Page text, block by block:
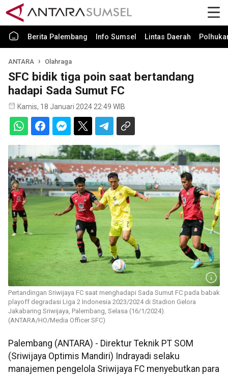
Berita Palembang Info Sumsel Lintas Daerah
ANTARA Olahraga
SFC bidik tiga poin saat bertandang
hadapi Sada Sumut FC
Kamis, 18 Januari 2024 22:49 WIB
Pertandingan Sriwijaya FC saat menghadapi Sada Sumut FC pada babak
playoff degradasi Liga 2 Indonesia 2023/2024 di Stadion Gelora
Jakabaring Sriwijaya, Palembang, Selasa (16/1/2024).
(ANTARA/HO/Media Officer SFC)
Palembang (ANTARA) - Direktur Teknik PT SOM
(Sriwijaya Optimis Mandiri) Indrayadi selaku
manajemen pengelola Sriwijaya FC menyebutkan para